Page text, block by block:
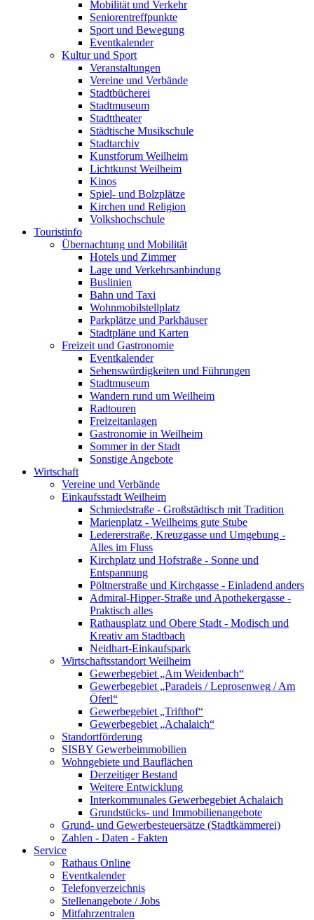
Mobilität und Verkehr
Seniorentreffpunkte
Sport und Bewegung
Eventkalender
Kultur und Sport
Veranstaltungen
Vereine und Verbände
Stadtbücherei
Stadtmuseum
Stadttheater
Städtische Musikschule
Stadtarchiv
Kunstforum Weilheim
Lichtkunst Weilheim
Kinos
Spiel- und Bolzplätze
Kirchen und Religion
Volkshochschule
Touristinfo
Übernachtung und Mobilität
Hotels und Zimmer
Lage und Verkehrsanbindung
Buslinien
Bahn und Taxi
Wohnmobilstellplatz
Parkplätze und Parkhäuser
Stadtpläne und Karten
Freizeit und Gastronomie
Eventkalender
Sehenswürdigkeiten und Führungen
Stadtmuseum
Wandern rund um Weilheim
Radtouren
Freizeitanlagen
Gastronomie in Weilheim
Sommer in der Stadt
Sonstige Angebote
Wirtschaft
Vereine und Verbände
Einkaufsstadt Weilheim
Schmiedstraße - Großstädtisch mit Tradition
Marienplatz - Weilheims gute Stube
Ledererstraße, Kreuzgasse und Umgebung -
Alles im Fluss
Kirchplatz und Hofstraße - Sonne und
Entspannung
Pöltnerstraße und Kirchgasse - Einladend anders
Admiral-Hipper-Straße und Apothekergasse -
Praktisch alles
Rathausplatz und Obere Stadt - Modisch und
Kreativ am Stadtbach
Neidhart-Einkaufspark
Wirtschaftsstandort Weilheim
Gewerbegebiet „Am Weidenbach“
Gewerbegebiet „Paradeis / Leprosenweg / Am
Öferl“
Gewerbegebiet „Trifthof“
Gewerbegebiet „Achalaich“
Standortförderung
SISBY Gewerbeimmobilien
Wohngebiete und Bauflächen
Derzeitiger Bestand
Weitere Entwicklung
Interkommunales Gewerbegebiet Achalaich
Grundstücks- und Immobilienangebote
Grund- und Gewerbesteuersätze (Stadtkämmerei)
Zahlen - Daten - Fakten
Service
Rathaus Online
Eventkalender
Telefonverzeichnis
Stellenangebote / Jobs
Mitfahrzentralen